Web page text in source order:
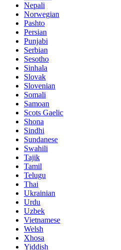
Nepali
Norwegian
Pashto
Persian
Punjabi
Serbian
Sesotho
Sinhala
Slovak
Slovenian
Somali
Samoan
Scots Gaelic
Shona
Sindhi
Sundanese
Swahili
Tajik
Tamil
Telugu
Thai
Ukrainian
Urdu
Uzbek
Vietnamese
Welsh
Xhosa
Yiddish